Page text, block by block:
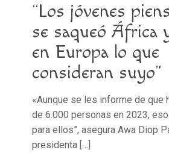
“Los jóvenes
se saqueó África
en Europa lo que
consideran suyo”
«Aunque se les informe de que
de 6.000 personas en 2023,
para ellos”, asegura Awa Diop
presidenta […]